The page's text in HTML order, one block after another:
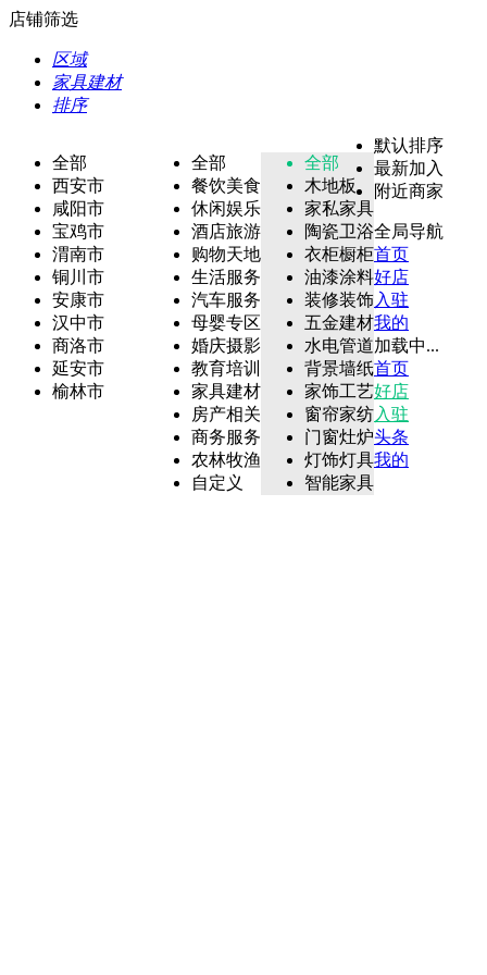
店铺筛选
区域
家具建材
排序
全部
西安市
咸阳市
宝鸡市
渭南市
铜川市
安康市
汉中市
商洛市
延安市
榆林市
全部
餐饮美食
休闲娱乐
酒店旅游
购物天地
生活服务
汽车服务
母婴专区
婚庆摄影
教育培训
家具建材
房产相关
商务服务
农林牧渔
自定义
全部
木地板
家私家具
陶瓷卫浴
衣柜橱柜
油漆涂料
装修装饰
五金建材
水电管道
背景墙纸
家饰工艺
窗帘家纺
门窗灶炉
灯饰灯具
智能家具
默认排序
最新加入
附近商家
全局导航
首页
好店
入驻
我的
加载中...
首页
好店
入驻
头条
我的